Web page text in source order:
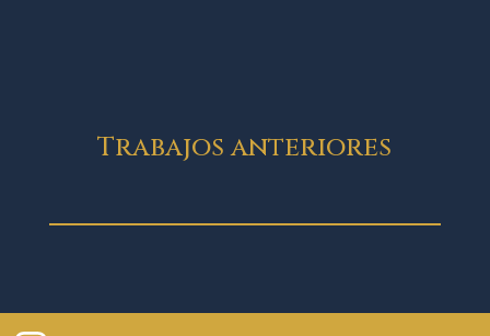
Trabajos anteriores